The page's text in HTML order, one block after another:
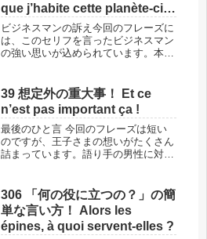
que j’habite cette planète-ci,
je n’ai été dérangé que trois
fois.
ビジネスマンの訴え今回のフレーズに
は、このセリフを言ったビジネスマン
の強い思いが込められています。本来
ます。彼の思いを汲み取ってあげまし
ょう！このフレーズの場所と背景で
は、...
39 想定外の重大事！ Et ce
n’est pas important ça !
最後のひと言 今回のフレーズは短い
のですが、王子さまの想いがたくさん
詰まっています。語り手の男性に対し
ズの場所と背景 では、単語に入る前
に、今回の「Et ce n’est ...
306 「何の役に立つの？」の簡
単な言い方！ Alors les
épines, à quoi servent-elles ?